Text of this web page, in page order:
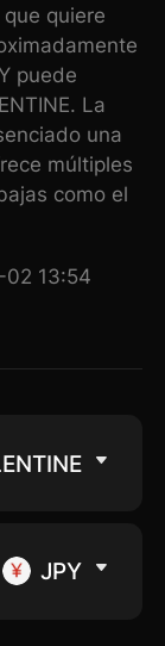
quiere
puede
La
una
múltiples
como el
13:54
JPY